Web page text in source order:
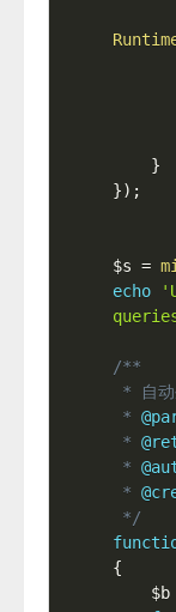
}
}) ;
$s =
echo
/**
*
*
*
*
*/
{
$b